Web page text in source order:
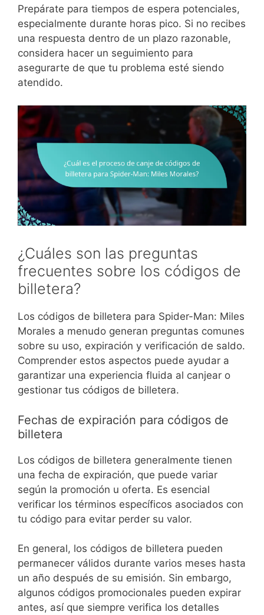
Prepárate para tiempos de espera potenciales,
especialmente durante horas pico. Si no recibes
una respuesta dentro de un plazo razonable,
considera hacer un seguimiento para
asegurarte de que tu problema esté siendo
atendido.
¿Cuáles son las preguntas
frecuentes sobre los códigos de
billetera?
Los códigos de billetera para Spider-Man: Miles
Morales a menudo generan preguntas comunes
sobre su uso, expiración y verificación de saldo.
Comprender estos aspectos puede ayudar a
garantizar una experiencia fluida al canjear o
gestionar tus códigos de billetera.
Fechas de expiración para códigos de
billetera
Los códigos de billetera generalmente tienen
una fecha de expiración, que puede variar
según la promoción u oferta. Es esencial
verificar los términos específicos asociados con
tu código para evitar perder su valor.
En general, los códigos de billetera pueden
permanecer válidos durante varios meses hasta
un año después de su emisión. Sin embargo,
algunos códigos promocionales pueden expirar
antes, así que siempre verifica los detalles